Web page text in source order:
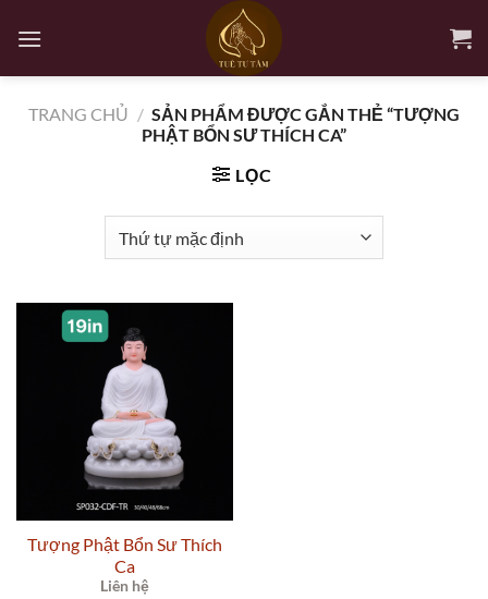
qua
TRANG CHỦ / SẢN PHẨM ĐƯỢC GẮN THẺ “TƯỢNG
PHẬT BỔN SƯ THÍCH CA”
LỌC
Tượng Phật Bổn Sư Thích
Ca
Liên hệ